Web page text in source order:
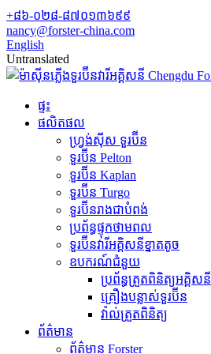
+៨៦-០២៨-៨៧០១៣៦៩៩
nancy@forster-china.com
English
Untranslated
ផ្ទះ
ផលិតផល
ហ្វ្រង់ស៊ីស ទួរប៊ីន
ទួរប៊ីន Pelton
ទួរប៊ីន Kaplan
ទួរប៊ីន Turgo
ទួរប៊ីនរាងជាបំពង់
ប្រព័ន្ធផ្ទុកថាមពល
ទួរប៊ីន​វារីអគ្គិសនី​ខ្នាតតូច
ឧបករណ៍ជំនួយ
ប្រព័ន្ធត្រួតពិនិត្យអគ្គិសនី
គ្រឿងបន្លាស់ទួរប៊ីន
វ៉ាល់ត្រួតពិនិត្យ
ព័ត៌មាន
ព័ត៌មាន Forster